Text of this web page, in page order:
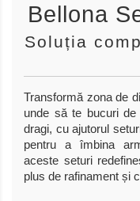
Bellona
Soluția
Transformă zona de
unde să te bucuri
dragi, cu ajutorul
pentru a îmbina
aceste seturi
plus de rafinament și